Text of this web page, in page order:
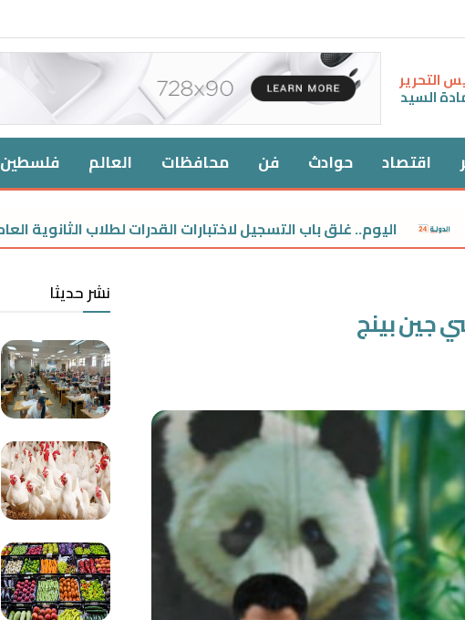
التحرير
السيد
اقتصاد حوادث فن محافظات العالم فلسطين
اليوم.. غلق باب التسجيل لاختبارات القدرات لطلاب الثانوية العامة 2026
جين بينج
نشر حديثا